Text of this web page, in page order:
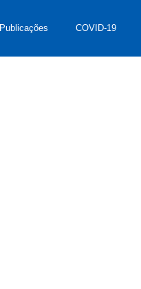
Publicações COVID-19